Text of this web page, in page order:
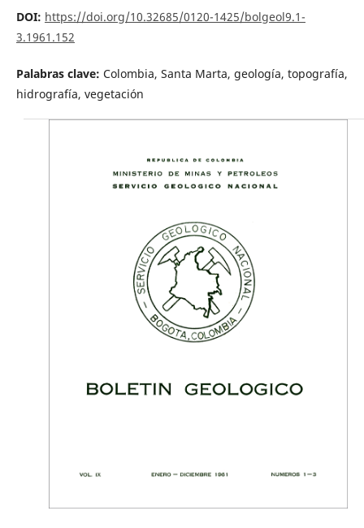
DOI: https://doi.org/10.32685/0120-1425/bolgeol9.1-
3.1961.152
Palabras clave: Colombia, Santa Marta, geología, topografía,
hidrografía, vegetación